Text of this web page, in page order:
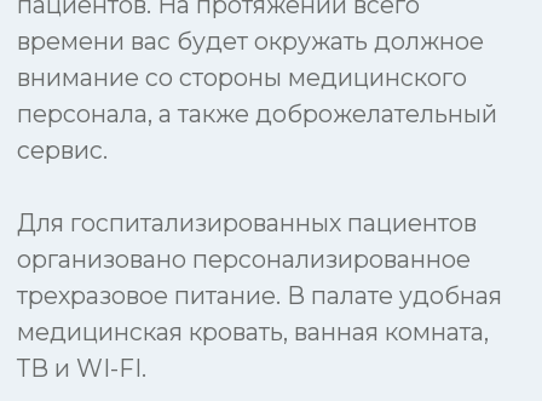
квалификацию на продвинутых
анатомических курсах у доктора Брайна
позволило мне овладеть всеми
тонкостями методики. Своим пациентам
я гарантирую высокое качество
выполнения данной операции.
Врач-пластический
(кандидат
медицинских наук) —
Антон Владимирович